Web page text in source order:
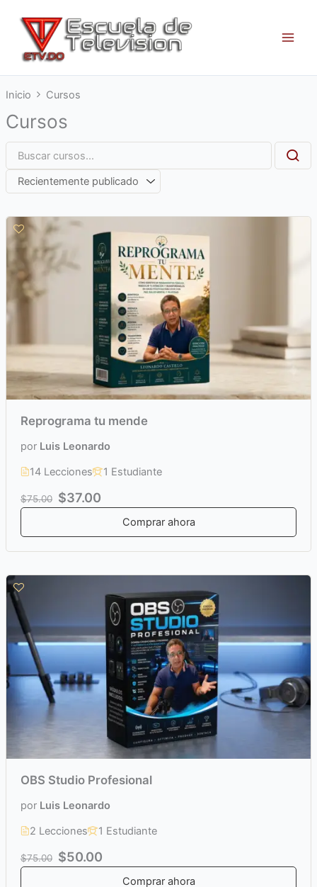
contenido
Inicio Cursos
Cursos
Reprograma tu mende
por Luis Leonardo
14 Lecciones
1 Estudiante
$75.00 $37.00
Comprar ahora
OBS Studio Profesional
por Luis Leonardo
2 Lecciones
1 Estudiante
$75.00 $50.00
Comprar ahora